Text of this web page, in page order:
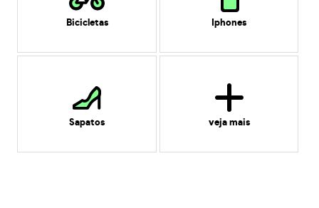
Bicicletas Iphones
Sapatos veja mais